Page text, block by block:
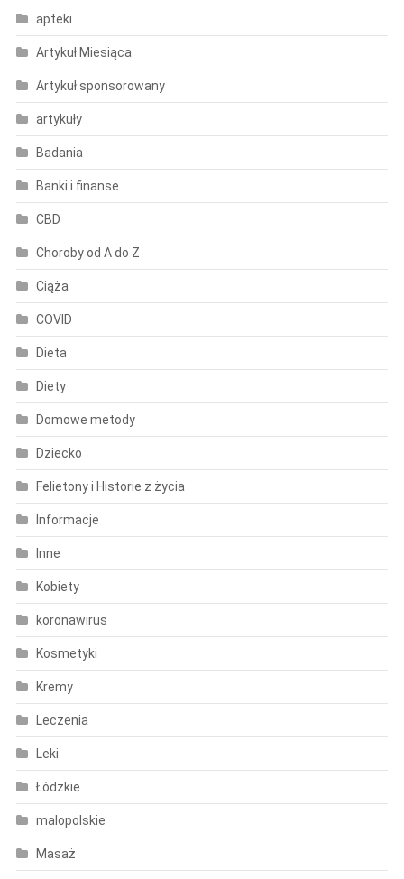
apteki
Artykuł Miesiąca
Artykuł sponsorowany
artykuły
Badania
Banki i finanse
CBD
Choroby od A do Z
Ciąża
COVID
Dieta
Diety
Domowe metody
Dziecko
Felietony i Historie z życia
Informacje
Inne
Kobiety
koronawirus
Kosmetyki
Kremy
Leczenia
Leki
Łódzkie
malopolskie
Masaż